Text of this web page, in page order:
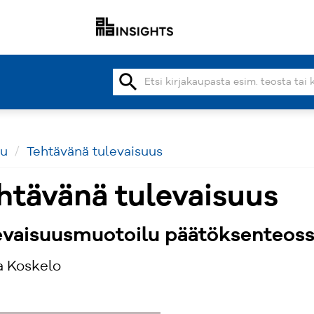
search
Tehtävänä tulevaisuus
tulevaisuus
Koskelo